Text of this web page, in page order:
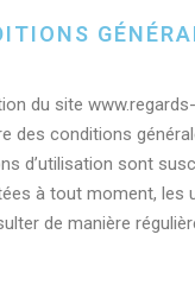
du site
des conditions
d’utilisation sont
à tout moment, les
de manière